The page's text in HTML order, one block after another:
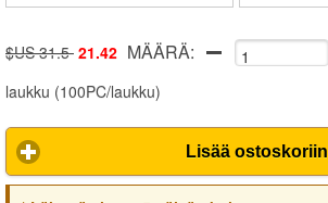
$US 31.5 21.42 MÄÄRÄ:
laukku (100PC/laukku)
Lisää ostoskoriin